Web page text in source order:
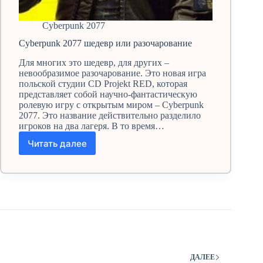
Cyberpunk 2077
Cyberpunk 2077 шедевр или разочарование
Для многих это шедевр, для других –
невообразимое разочарование. Это новая игра
польской студии CD Projekt RED, которая
представляет собой научно-фантастическую
ролевую игру с открытым миром – Cyberpunk
2077. Это название действительно разделило
игроков на два лагеря. В то время…
Читать далееCyberpunk 2077
или разочарование
ДАЛЕЕ